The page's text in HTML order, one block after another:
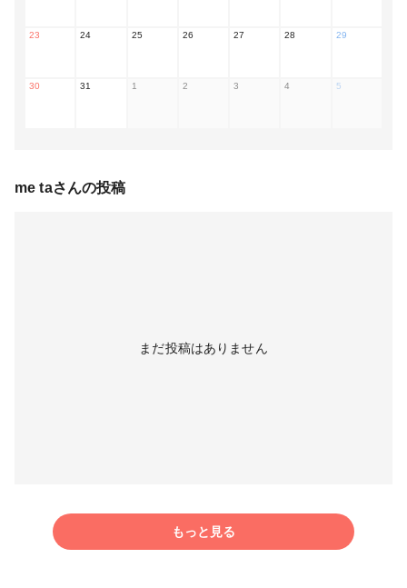
23 24 25 26 27 28 29
30 31 1 2 3 4 5
me taさんの投稿
まだ投稿はありません
もっと見る